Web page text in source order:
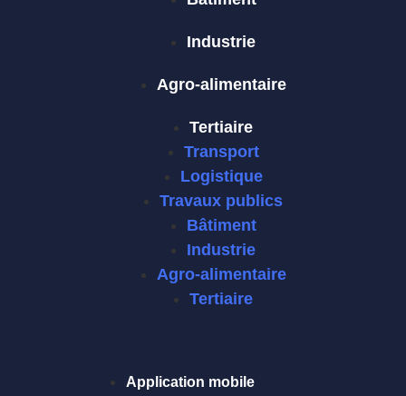
Industrie
Agro-alimentaire
Tertiaire
Transport
Logistique
Travaux publics
Bâtiment
Industrie
Agro-alimentaire
Tertiaire
Application mobile